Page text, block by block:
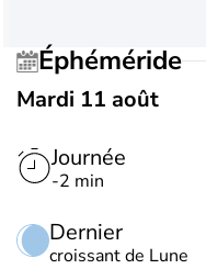
Éphéméride
Mardi 11 août
Journée
-2 min
Dernier
croissant de Lune